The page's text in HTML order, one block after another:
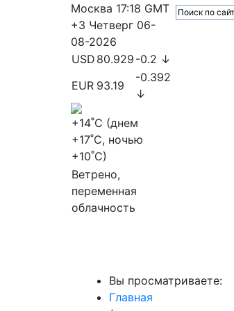
Москва 17:18 GMT
+3 Четверг 06-
08-2026
USD 80.929 -0.2 ↓
EUR 93.19
-0.392
↓
+14˚C (днем
+17˚C, ночью
+10˚C)
Ветрено,
переменная
облачность
Вы просматриваете:
Главная